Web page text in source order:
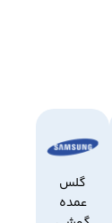
گلس
عمده